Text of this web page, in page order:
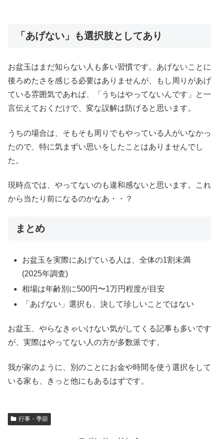
「あげない」も選択肢としてあり
お盆玉はまだ知らない人も多い習慣です。あげないことに
後ろめたさを感じる必要はありませんが、もし周りがあげ
ている雰囲気であれば、「うちはやってないんです」と一
言伝えておくだけで、変な誤解は防げると思います。
うちの場合は、そもそも周りでもやっている人がいなかっ
たので、特に気まずい思いをしたことはありませんでし
た。
現時点では、やってないのも違和感ないと思います。これ
から当たり前になるのかなあ・・？
まとめ
お盆玉を実際にあげている人は、全体の1割未満
(2025年調査)
相場は年齢別に500円〜1万円程度が目安
「あげない」選択も、決して珍しいことではない
お盆玉、やらなきゃいけない気がしてくる記事も多いです
が、実際はやってない人の方が多数派です。
我が家のように、別のことにお金や時間を使う選択をして
いる家も、きっと他にもあるはずです。
行事・季節